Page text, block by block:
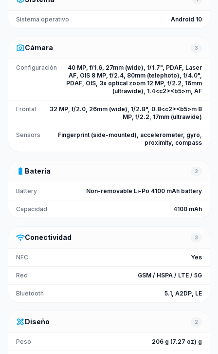
Sistema operativo Android 10
photo_cameraCámara 3
Configuración
40 MP, f/1.6, 27mm (wide), 1/1.7", PDAF, Laser
AF, OIS 8 MP, f/2.4, 80mm (telephoto), 1/4.0",
PDAF, OIS, 3x optical zoom 12 MP, f/2.2, 16mm
(ultrawide), 1.4<c2><b5>m, AF
Frontal
32 MP, f/2.0, 26mm (wide), 1/2.8", 0.8<c2><b5>m 8
MP, f/2.2, 17mm (ultrawide)
Sensors
Fingerprint (side-mounted), accelerometer, gyro,
proximity, compass
battery_full Batería 2
Battery Non-removable Li-Po 4100 mAh battery
Capacidad 4100 mAh
wifiConectividad 3
NFC Yes
Red GSM / HSPA / LTE / 5G
Bluetooth 5.1, A2DP, LE
design_servicesDiseño 2
Peso 206 g (7.27 oz) g